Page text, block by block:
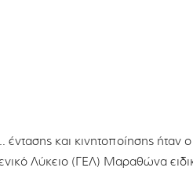
και κινητοποίησης ήταν
Λύκειο (ΓΕΛ) Μαραθώνα